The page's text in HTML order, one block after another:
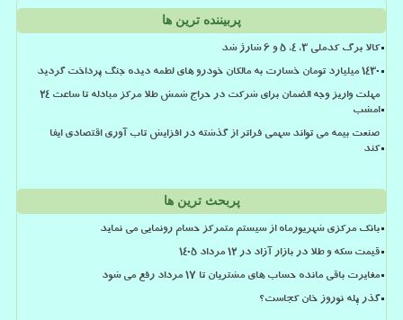
پربیننده ترین ها
کالا برگ کدملی 3، 4، 5 و 6 شارژ شد
۱۴۳۰ میلیارد تومان خسارت به مالکان خودرو های لطمه دیده جنگ پرداخت گردید
مهلت واریز وجه الضمان برای شرکت در حراج شمش طلا مرکز مبادله تا ساعت ۲۴
امشب
صنعت بیمه می تواند سهمی فراتر از گذشته در افزایش تاب آوری اقتصادی ایفا
کند
پربحث ترین ها
بانک مرکزی شهریورماه از سیستم متمرکز حسام رونمایی می نماید
قیمت سکه و طلا در بازار آزاد در ۱۲ مرداد ۱۴۰۵
مغایرت باقی مانده حساب های مشتریان تا 17 مرداد رفع می شود
گذر پله نوروز خان کجاست؟